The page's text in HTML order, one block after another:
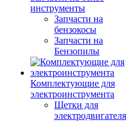
инструменты
Запчасти на
бензокосы
Запчасти на
Бензопилы
Комплектующие для
электроинструмента
Щетки для
электродвигателя